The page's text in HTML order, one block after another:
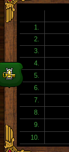
1.
2.
3.
4.
5.
6.
7.
8.
9.
10.